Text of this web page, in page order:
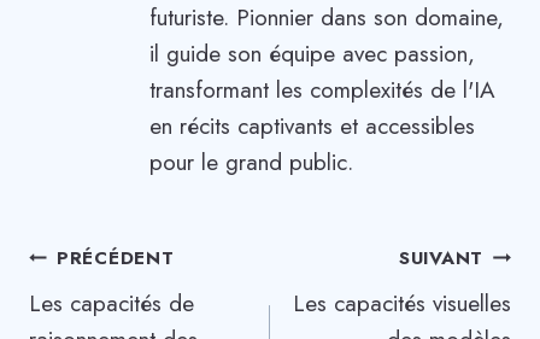
futuriste. Pionnier dans son domaine,
il guide son équipe avec passion,
transformant les complexités de l'IA
en récits captivants et accessibles
pour le grand public.
Navigation
de
PRÉCÉDENT
Les capacités de
SUIVANT
Les capacités visuelles